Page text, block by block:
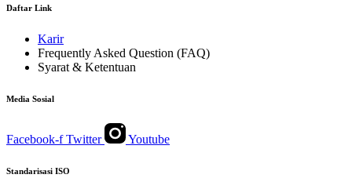
Daftar Link
Karir
Frequently Asked Question (FAQ)
Syarat & Ketentuan
Media Sosial
Facebook-f Twitter Youtube
Standarisasi ISO